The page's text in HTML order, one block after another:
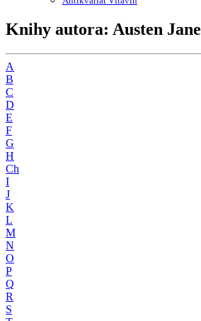
Knihy autora: Austen Jane
A
B
C
D
E
F
G
H
Ch
I
J
K
L
M
N
O
P
Q
R
S